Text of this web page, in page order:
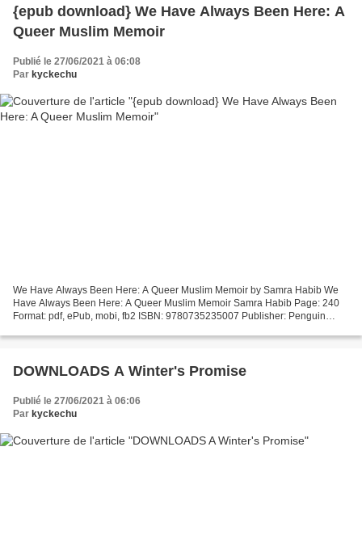
{epub download} We Have Always Been Here: A
Queer Muslim Memoir
Publié le 27/06/2021 à 06:08
Par kyckechu
We Have Always Been Here: A Queer Muslim Memoir by Samra Habib We
Have Always Been Here: A Queer Muslim Memoir Samra Habib Page: 240
Format: pdf, ePub, mobi, fb2 ISBN: 9780735235007 Publisher: Penguin
DOWNLOADS A Winter's Promise
Publié le 27/06/2021 à 06:06
Par kyckechu